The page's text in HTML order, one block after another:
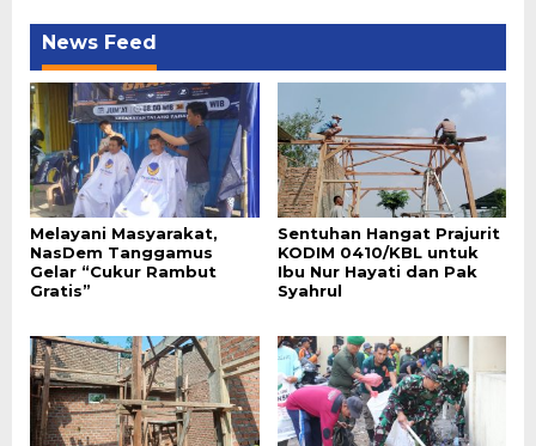
News Feed
Melayani Masyarakat,
NasDem Tanggamus
Gelar “Cukur Rambut
Gratis”
Sentuhan Hangat Prajurit
KODIM 0410/KBL untuk
Ibu Nur Hayati dan Pak
Syahrul